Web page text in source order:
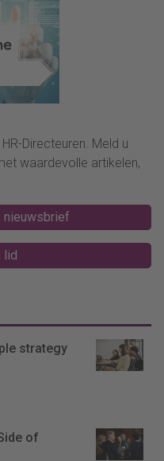
Directeuren. Meld u
waardevolle artikelen,
nieuwsbrief
lid
strategy
of